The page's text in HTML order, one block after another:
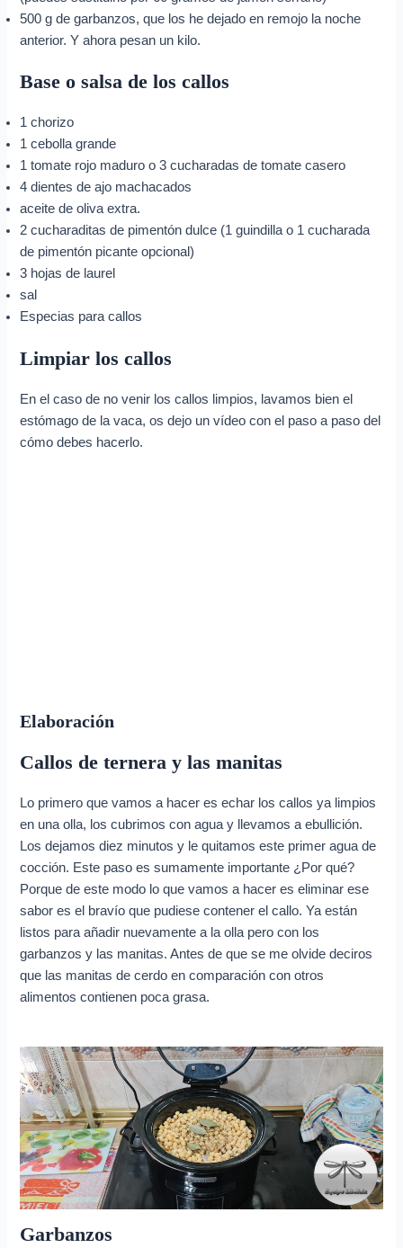
500 g de garbanzos, que los he dejado en remojo la noche
anterior. Y ahora pesan un kilo.
Base o salsa de los callos
1 chorizo
1 cebolla grande
1 tomate rojo maduro o 3 cucharadas de tomate casero
4 dientes de ajo machacados
aceite de oliva extra.
2 cucharaditas de pimentón dulce (1 guindilla o 1 cucharada
de pimentón picante opcional)
3 hojas de laurel
sal
Especias para callos
Limpiar los callos
En el caso de no venir los callos limpios, lavamos bien el
estómago de la vaca, os dejo un vídeo con el paso a paso del
cómo debes hacerlo.
Elaboración
Callos de ternera y las manitas
Lo primero que vamos a hacer es echar los callos ya limpios
en una olla, los cubrimos con agua y llevamos a ebullición.
Los dejamos diez minutos y le quitamos este primer agua de
cocción. Este paso es sumamente importante ¿Por qué?
Porque de este modo lo que vamos a hacer es eliminar ese
sabor es el bravío que pudiese contener el callo. Ya están
listos para añadir nuevamente a la olla pero con los
garbanzos y las manitas. Antes de que se me olvide deciros
que las manitas de cerdo en comparación con otros
alimentos contienen poca grasa.
Garbanzos